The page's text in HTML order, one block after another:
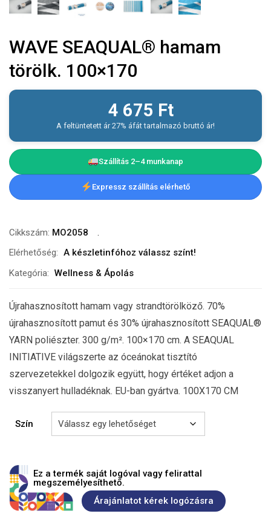
WAVE SEAQUAL® hamam
törölk. 100×170
4 675 Ft
A feltüntetett ár 27% áfát tartalmazó bruttó ár!
Szállítás 2–4 munkanap
Expressz szállítás elérhető
Cikkszám: MO2058
Elérhetőség: A készletinfóhoz válassz színt!
Kategória: Wellness & Ápolás
Újrahasznosított hamam vagy strandtörölköző. 70%
újrahasznosított pamut és 30% újrahasznosított SEAQUAL®
YARN poliészter. 300 g/m². 100×170 cm. A SEAQUAL
INITIATIVE világszerte az óceánokat tisztító
szervezetekkel dolgozik együtt, hogy értéket adjon a
visszanyert hulladéknak. EU-ban gyártva. 100X170 CM
Szín
Ez a termék saját logóval vagy felirattal
megszemélyesíthető.
Árajánlatot kérek logózásra